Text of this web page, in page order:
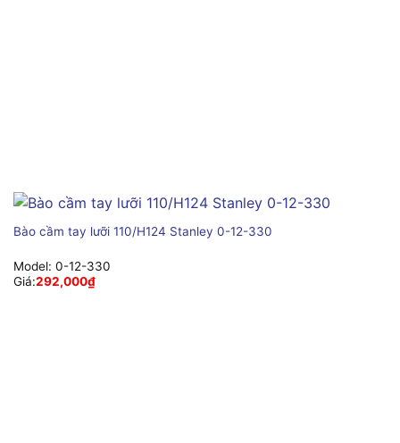
Bào cầm tay lưỡi 110/H124 Stanley 0-12-330
Model: 0-12-330
Giá:292,000₫